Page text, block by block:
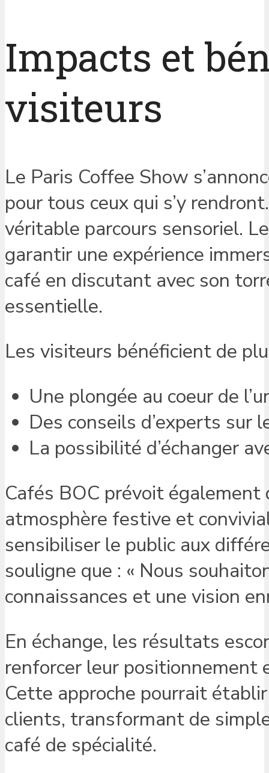
Impacts et
visiteurs
Le Paris Coffee Show
pour tous ceux qui s’y
véritable parcours sensoriel.
garantir une expérience
café en discutant avec son
essentielle.
Les visiteurs bénéficient de
Une plongée au coeur de
Des conseils d’experts sur
La possibilité d’échanger
Cafés BOC prévoit
atmosphère festive et
sensibiliser le public aux
souligne que : « Nous
connaissances et une vision
En échange, les résultats
renforcer leur positionnement
Cette approche pourrait
clients, transformant de
café de spécialité.